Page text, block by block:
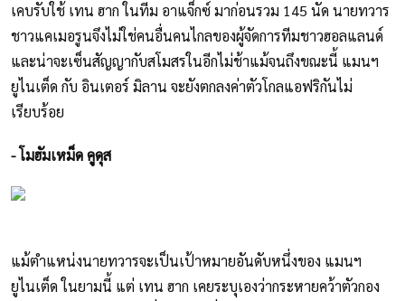
เคบรับใช้ เทน ฮาก ในทีม อาแจ็กซ์ มาก่อนรวม 145 นัด นายทวาร
ชาวแคเมอรูนจึงไม่ใช่คนอื่นคนไกลของผู้จัดการทีมชาวฮอลแลนด์
และน่าจะเซ็นสัญญากับสโมสรในอีกไม่ช้าแม้จนถึงขณะนี้ แมนฯ
ยูไนเต็ด กับ อินเตอร์ มิลาน จะยังตกลงค่าตัวโกลแอฟริกันไม่
เรียบร้อย
- โมฮัมเหม็ด คูดุส
แม้ตำแหน่งนายทวารจะเป็นเป้าหมายอันดับหนึ่งของ แมนฯ
ยูไนเต็ด ในยามนี้ แต่ เทน ฮาก เคยระบุเองว่ากระหายคว้าตัวกอง